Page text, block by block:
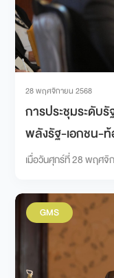
28 พฤศจิกายน 2568
การประชุมระดับ
พลังรัฐ-เอกชน-
อย่างมีส่วนร่วม
เมื่อวันศุกร์ที่ 28 พฤศจิ
GMS